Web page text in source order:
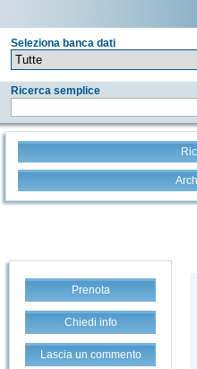
Seleziona banca dati
Ricerca semplice
Prenota
Chiedi info
Lascia un commento